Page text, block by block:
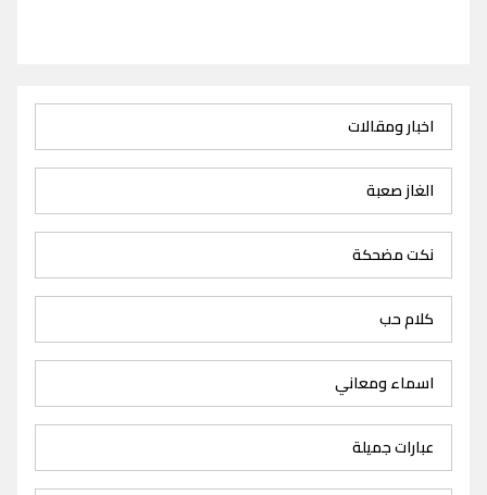
اخبار ومقالات
الغاز صعبة
نكت مضحكة
كلام حب
اسماء ومعاني
عبارات جميلة